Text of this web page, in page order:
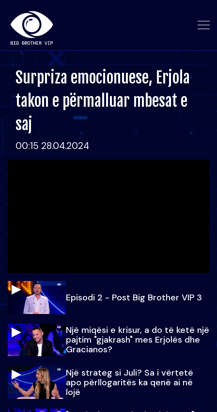
Surpriza emocionuese, Erjola
takon e përmalluar mbesat e
saj
00:15 28.04.2024
Episodi 2 - Post Big Brother VIP 3
Një miqësi e krisur, a do të ketë një
pajtim "gjakrash" mes Erjolës dhe
Gracianos?
Një strateg si Juli? Sa i vërtetë
apo përllogaritës ka qenë ai në
lojë